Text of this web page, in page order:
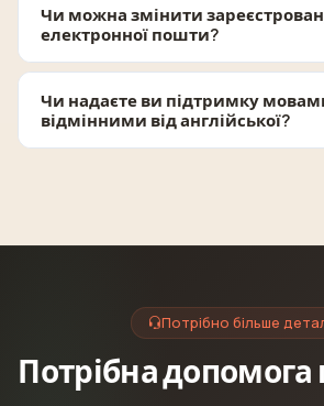
Чи можна змінити
електронної пошти?
Чи надаєте ви підтримку
відмінними від англійської?
Потрібно більше
Потрібна допомога